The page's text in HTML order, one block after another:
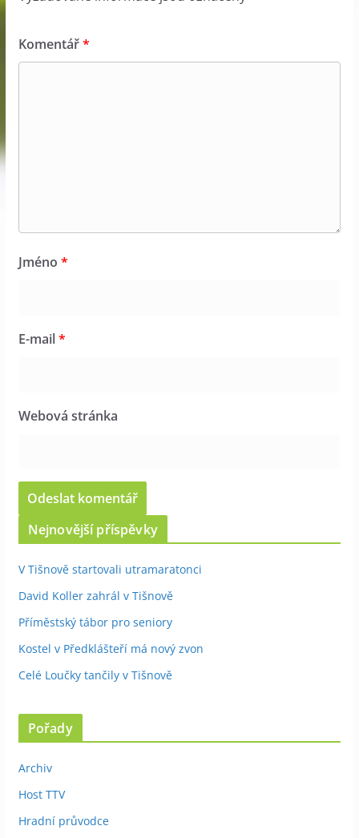
Komentář*
Jméno *
E-mail*
Webová stránka
Nejnovější příspěvky
V Tišnově startovali utramaratonci
David Koller zahrál v Tišnově
Příměstský tábor pro seniory
Kostel v Předklášteří má nový zvon
Celé Loučky tančily v Tišnově
Pořady
Archiv
Host TTV
Hradní průvodce